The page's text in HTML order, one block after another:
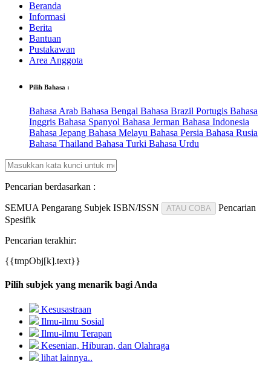
Beranda
Informasi
Berita
Bantuan
Pustakawan
Area Anggota
Pilih Bahasa :
Bahasa Arab Bahasa Bengal Bahasa Brazil Portugis Bahasa
Inggris Bahasa Spanyol Bahasa Jerman Bahasa Indonesia
Bahasa Jepang Bahasa Melayu Bahasa Persia Bahasa Rusia
Bahasa Thailand Bahasa Turki Bahasa Urdu
Pencarian berdasarkan :
SEMUA Pengarang Subjek ISBN/ISSN ATAU COBA
Pencarian
Spesifik
Pencarian terakhir:
{{tmpObj[k].text}}
Pilih subjek yang menarik bagi Anda
Kesusastraan
Ilmu-ilmu Sosial
Ilmu-ilmu Terapan
Kesenian, Hiburan, dan Olahraga
lihat lainnya..